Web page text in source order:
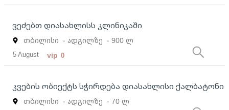
ვეძებთ დიასახლისს კლინიკაში
თბილისი - ადგილზე - 900 ლ
5 August vip 0
კვების ობიექტს სჭირდება დიასახლისი ქალბატონი
თბილისი - ადგილზე - 70 ლ